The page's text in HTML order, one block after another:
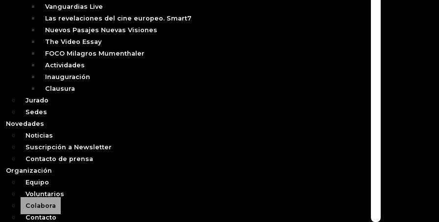
Vanguardias Live
Las revelaciones del cine europeo. Smart7
Nuevos Pasajes Nuevas Visiones
The Video Essay
FOCO Milagros Mumenthaler
Actividades
Inauguración
Clausura
Jurado
Sedes
Novedades
Noticias
Suscripción a Newsletter
Contacto de prensa
Organización
Equipo
Voluntarios
Colabora
Contacto